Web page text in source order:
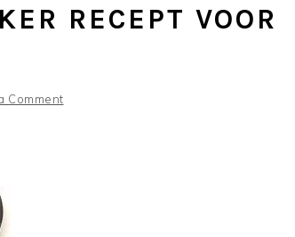
RECEPT VOOR
Comment